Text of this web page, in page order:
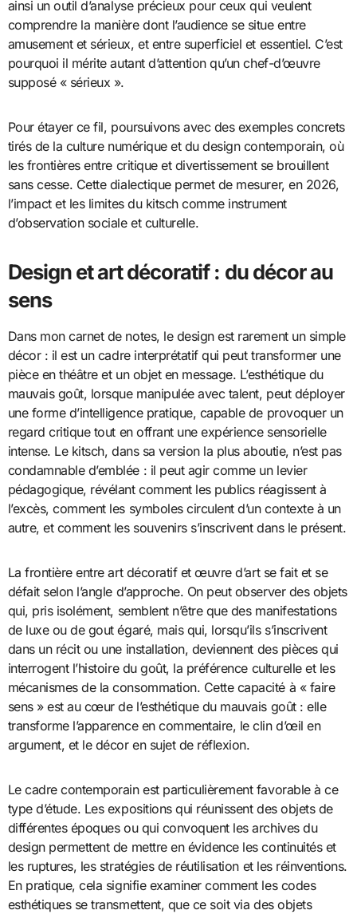
ainsi un outil d’analyse précieux pour ceux qui veulent
comprendre la manière dont l’audience se situe entre
amusement et sérieux, et entre superficiel et essentiel. C’est
pourquoi il mérite autant d’attention qu’un chef-d’œuvre
supposé « sérieux ».
Pour étayer ce fil, poursuivons avec des exemples concrets
tirés de la culture numérique et du design contemporain, où
les frontières entre critique et divertissement se brouillent
sans cesse. Cette dialectique permet de mesurer, en 2026,
l’impact et les limites du kitsch comme instrument
d’observation sociale et culturelle.
Design et art décoratif : du décor au
sens
Dans mon carnet de notes, le design est rarement un simple
décor : il est un cadre interprétatif qui peut transformer une
pièce en théâtre et un objet en message. L’esthétique du
mauvais goût, lorsque manipulée avec talent, peut déployer
une forme d’intelligence pratique, capable de provoquer un
regard critique tout en offrant une expérience sensorielle
intense. Le kitsch, dans sa version la plus aboutie, n’est pas
condamnable d’emblée : il peut agir comme un levier
pédagogique, révélant comment les publics réagissent à
l’excès, comment les symboles circulent d’un contexte à un
autre, et comment les souvenirs s’inscrivent dans le présent.
La frontière entre art décoratif et œuvre d’art se fait et se
défait selon l’angle d’approche. On peut observer des objets
qui, pris isolément, semblent n’être que des manifestations
de luxe ou de gout égaré, mais qui, lorsqu’ils s’inscrivent
dans un récit ou une installation, deviennent des pièces qui
interrogent l’histoire du goût, la préférence culturelle et les
mécanismes de la consommation. Cette capacité à « faire
sens » est au cœur de l’esthétique du mauvais goût : elle
transforme l’apparence en commentaire, le clin d’œil en
argument, et le décor en sujet de réflexion.
Le cadre contemporain est particulièrement favorable à ce
type d’étude. Les expositions qui réunissent des objets de
différentes époques ou qui convoquent les archives du
design permettent de mettre en évidence les continuités et
les ruptures, les stratégies de réutilisation et les réinventions.
En pratique, cela signifie examiner comment les codes
esthétiques se transmettent, que ce soit via des objets